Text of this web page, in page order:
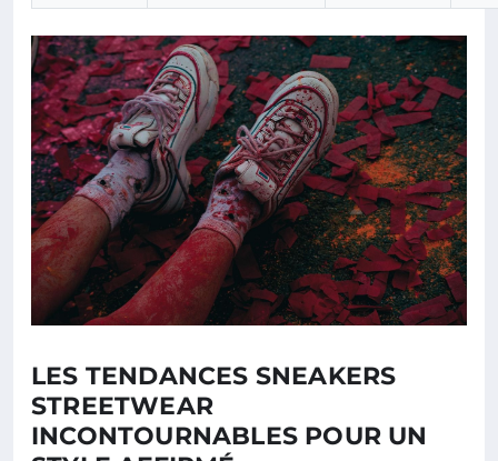
LES TENDANCES SNEAKERS
STREETWEAR
INCONTOURNABLES POUR UN